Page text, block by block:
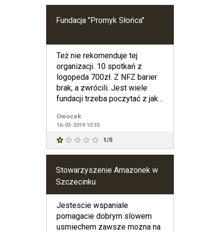
Fundacja "Promyk Słońca"
Też nie rekomenduje tej
organizacji. 10 spotkań z
logopeda 700zł. Z NFZ barier
brak, a zwrócili. Jest wiele
fundacji trzeba poczytać z jaką
Owocek
16-03-2019 10:33
1/5
Stowarzyszenie Amazonek w
Szczecinku
Jestescie wspaniale
pomagacie dobrym slowem
usmiechem zawsze mozna na